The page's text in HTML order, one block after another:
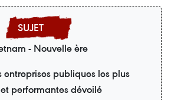
- Nouvelle ère
entreprises publiques les plus
performantes dévoilé